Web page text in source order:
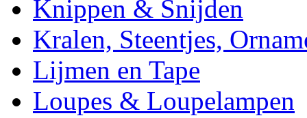
Knippen & Snijden
Kralen, Steentjes,
Lijmen en Tape
Loupes & Loupelampen